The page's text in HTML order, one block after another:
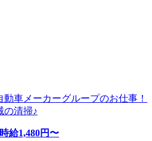
動車メーカーグループのお仕事！
の清掃♪
時給1,480円〜